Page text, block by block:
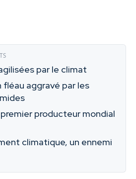
par le climat
fléau aggravé par les
producteur mondial
climatique, un ennemi